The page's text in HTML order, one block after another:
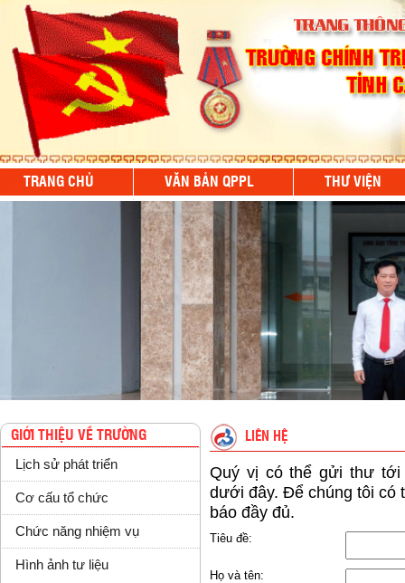
TRANG CHỦ VĂN BẢN QPPL THƯ VIỆN
GIỚI THIỆU VỀ TRƯỜNG
Lịch sử phát triển
Cơ cấu tổ chức
Chức năng nhiệm vụ
Hình ảnh tư liệu
LIÊN HỆ
Quý vị có thể gửi thư tới
dưới đây. Để chúng tôi có
báo đầy đủ.
Tiêu đề:
Họ và tên: